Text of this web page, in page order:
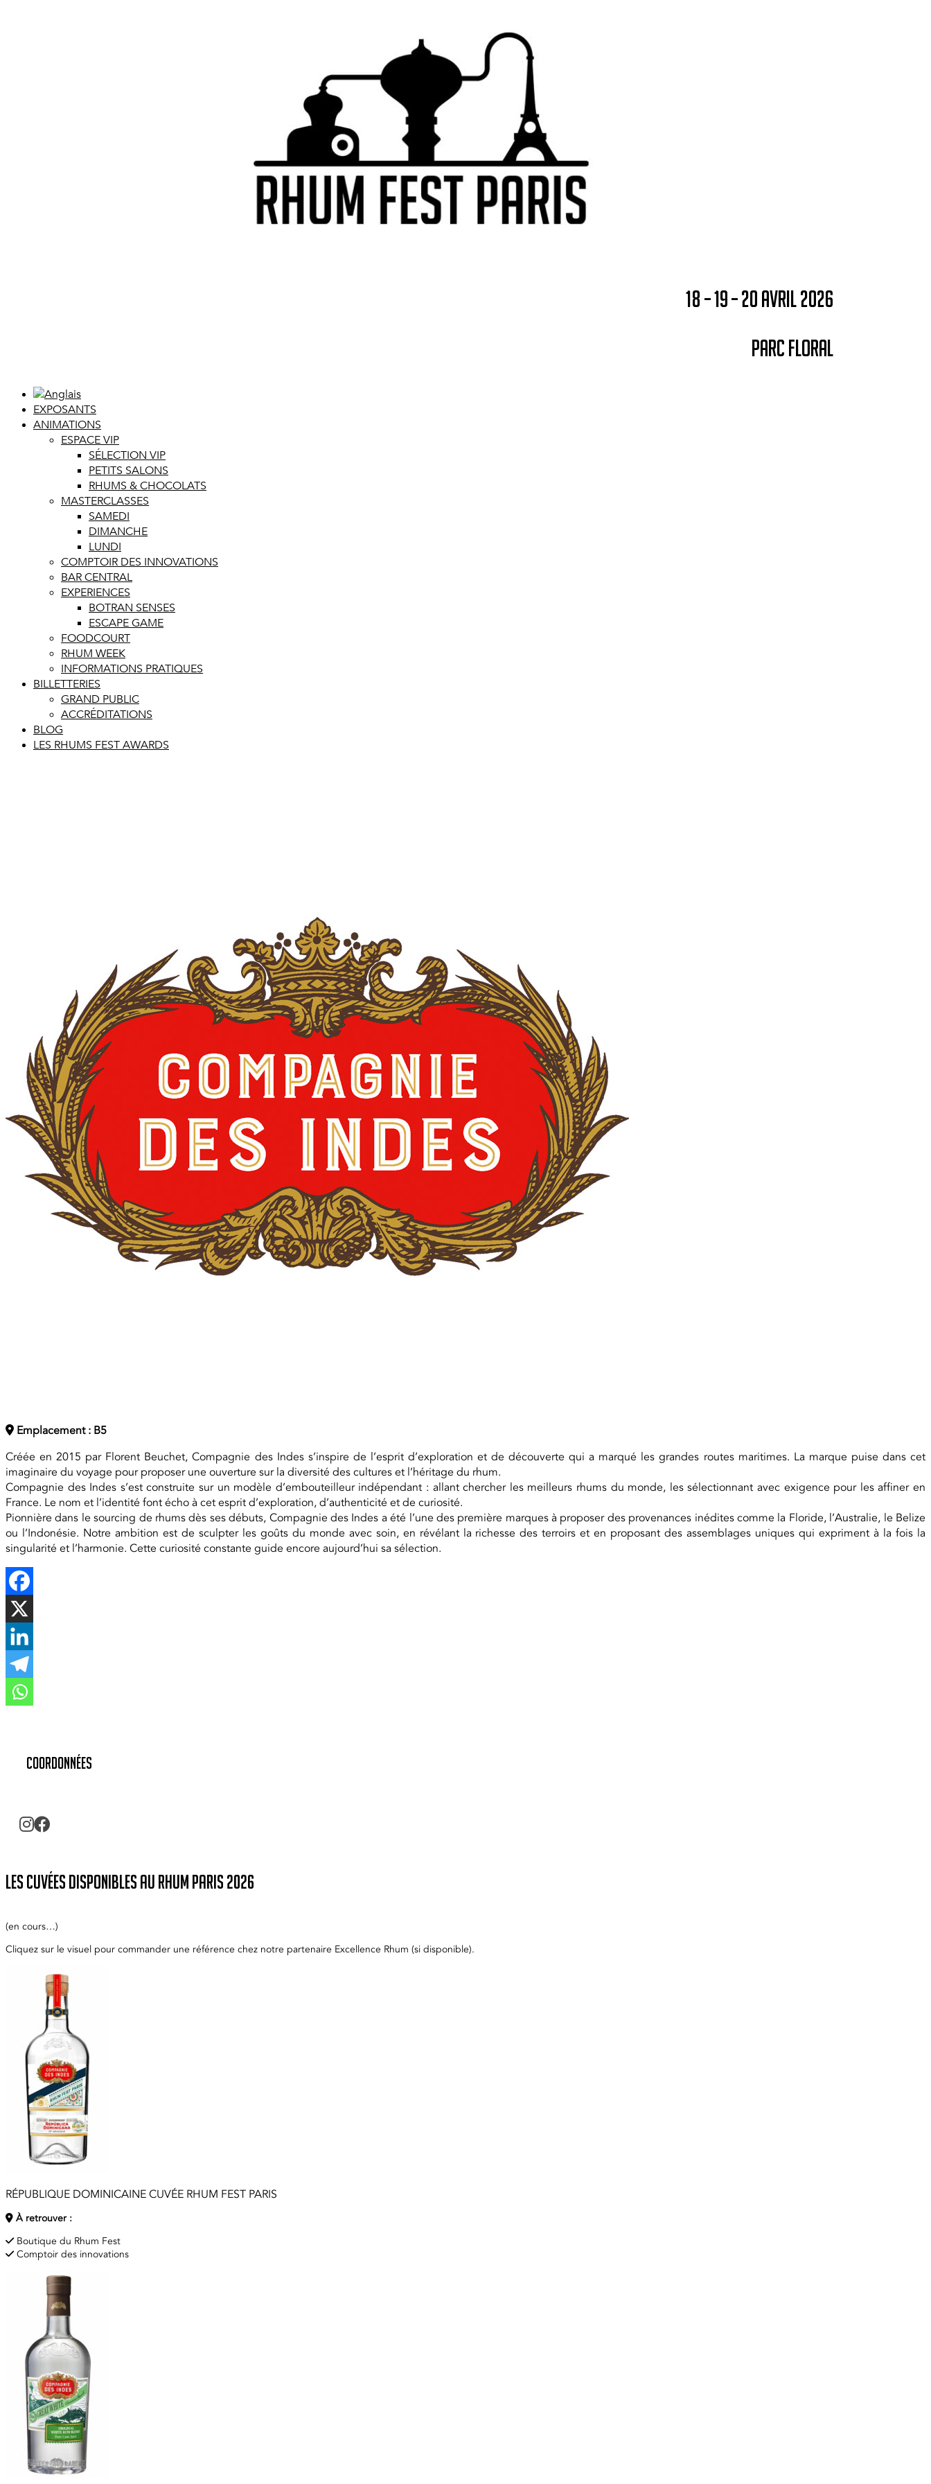
18 – 19 – 20 AVRIL 2026
PARC FLORAL
EXPOSANTS
ANIMATIONS
ESPACE VIP
SÉLECTION VIP
PETITS SALONS
RHUMS & CHOCOLATS
MASTERCLASSES
SAMEDI
DIMANCHE
LUNDI
COMPTOIR DES INNOVATIONS
BAR CENTRAL
EXPERIENCES
BOTRAN SENSES
ESCAPE GAME
FOODCOURT
RHUM WEEK
INFORMATIONS PRATIQUES
BILLETTERIES
GRAND PUBLIC
ACCRÉDITATIONS
BLOG
LES RHUMS FEST AWARDS
Emplacement : B5
Créée en 2015 par Florent Beuchet, Compagnie des Indes s’inspire de l’esprit d’exploration et de découverte qui a marqué les grandes routes maritimes. La marque puise dans cet
imaginaire du voyage pour proposer une ouverture sur la diversité des cultures et l’héritage du rhum.
Compagnie des Indes s’est construite sur un modèle d’embouteilleur indépendant : allant chercher les meilleurs rhums du monde, les sélectionnant avec exigence pour les affiner en
France. Le nom et l’identité font écho à cet esprit d’exploration, d’authenticité et de curiosité.
Pionnière dans le sourcing de rhums dès ses débuts, Compagnie des Indes a été l’une des première marques à proposer des provenances inédites comme la Floride, l’Australie, le Belize
ou l’Indonésie. Notre ambition est de sculpter les goûts du monde avec soin, en révélant la richesse des terroirs et en proposant des assemblages uniques qui expriment à la fois la
singularité et l’harmonie. Cette curiosité constante guide encore aujourd’hui sa sélection.
Coordonnées
Les cuvées disponibles au Rhum Paris 2026
(en cours…)
Cliquez sur le visuel pour commander une référence chez notre partenaire Excellence Rhum (si disponible).
RÉPUBLIQUE DOMINICAINE CUVÉE RHUM FEST PARIS
À retrouver :
Boutique du Rhum Fest
Comptoir des innovations